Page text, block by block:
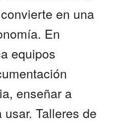
en una
En
equipos
enseñar a
Talleres de